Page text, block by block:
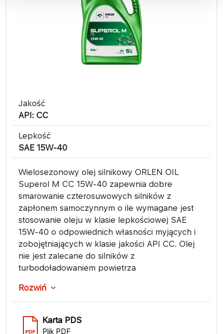
Jakość
API: CC
Lepkość
SAE 15W-40
Wielosezonowy olej silnikowy ORLEN OIL
Superol M CC 15W-40 zapewnia dobre
smarowanie czterosuwowych silników z
zapłonem samoczynnym o ile wymagane jest
stosowanie oleju w klasie lepkościowej SAE
15W-40 o odpowiednich własności myjących i
zobojętniających w klasie jakości API CC. Olej
nie jest zalecane do silników z
turbodoładowaniem powietrza
Rozwiń
Karta PDS
Plik PDF